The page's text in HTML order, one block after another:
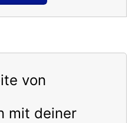
von
mit deiner